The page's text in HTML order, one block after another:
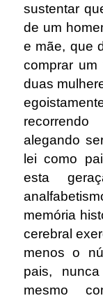
sustentar
de um
e mãe, que
comprar
duas
alegando
lei como
esta
memória
cerebral
menos o
pais,
mesmo